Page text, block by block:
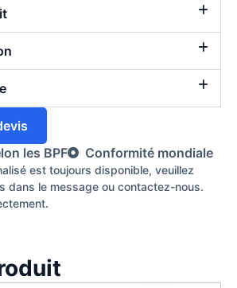
les BPF
Conformité mondiale
est toujours disponible, veuillez
dans le message ou contactez-nous.